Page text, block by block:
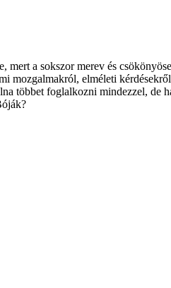
a sokszor merev és
mozgalmakról, elmé­leti
többet fog­lalkozni mindezzel, de